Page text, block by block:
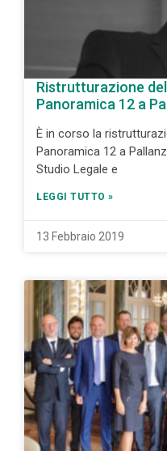
Ristrutturazione
Panoramica 12 a
È in corso la
Panoramica 12 a
Studio Legale e
LEGGI TUTTO »
13 Febbraio 2019